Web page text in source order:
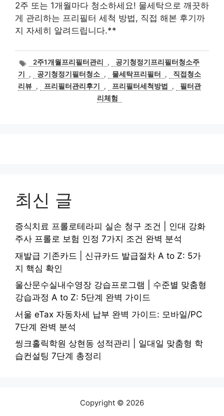
2주 또는 1개월마다 청소하세요! 물세탁으로 깨끗하
게 관리하는 프리필터 세척 방법, 직접 해본 후기까
지 자세히 알려드립니다.**
태2주1개월프리필터관리 ,
공기청정기프리필터청소주
기
, 공기청정기필터청소 , 물세탁프리필터 ,
직접청소
리뷰 , 프리필터관리후기 , 프리필터세척방법 ,
필터관
리체험
최신 글
증식치료 프롤로테라피 실손 청구 조건 | 인대 강화
주사 프롤로 보험 인정 7가지 조건 완벽 분석
재발급 기존카드 | 신규카드 발급절차 A to Z: 5가
지 핵심 확인
울산문수실내수영장 강습프로그램 | 수준별 맞춤형
강습과정 A to Z: 5단계 완벽 가이드
서울 eTax 자동차세 납부 완벽 가이드: 모바일/PC
7단계 완벽 분석
씽크홀릭학원 상현동 성적관리 | 일대일 맞춤형 학
습컨설팅 7단계 총정리
Copyright © 2026